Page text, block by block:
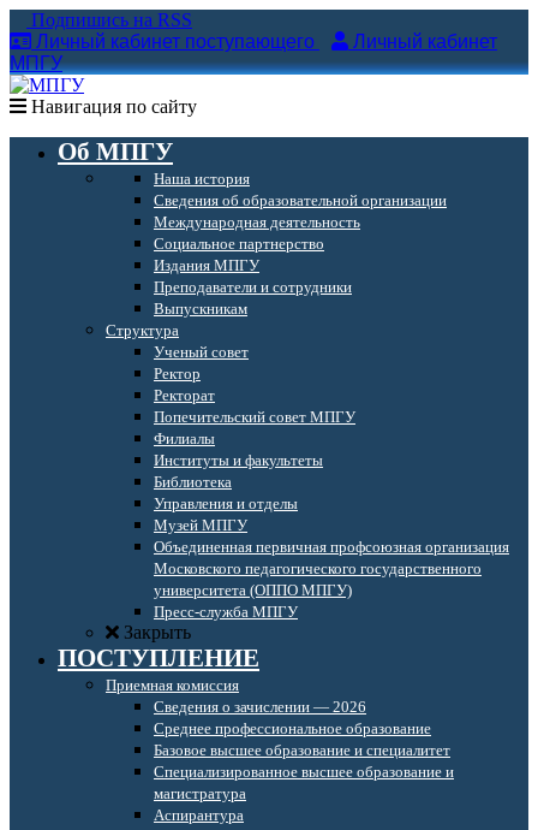
Подпишись на RSS
Личный кабинет поступающего
Личный кабинет
МПГУ
Навигация по сайту
Об МПГУ
Наша история
Сведения об образовательной организации
Международная деятельность
Социальное партнерство
Издания МПГУ
Преподаватели и сотрудники
Выпускникам
Структура
Ученый совет
Ректор
Ректорат
Попечительский совет МПГУ
Филиалы
Институты и факультеты
Библиотека
Управления и отделы
Музей МПГУ
Объединенная первичная профсоюзная организация
Московского педагогического государственного
университета (ОППО МПГУ)
Пресс-служба МПГУ
Закрыть
ПОСТУПЛЕНИЕ
Приемная комиссия
Сведения о зачислении — 2026
Среднее профессиональное образование
Базовое высшее образование и специалитет
Специализированное высшее образование и
магистратура
Аспирантура